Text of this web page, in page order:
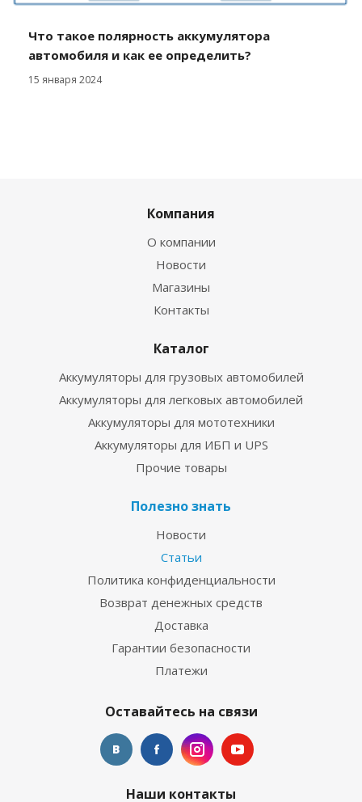
Что такое полярность аккумулятора
автомобиля и как ее определить?
15 января 2024
Компания
О компании
Новости
Магазины
Контакты
Каталог
Аккумуляторы для грузовых автомобилей
Аккумуляторы для легковых автомобилей
Аккумуляторы для мототехники
Аккумуляторы для ИБП и UPS
Прочие товары
Полезно знать
Новости
Статьи
Политика конфиденциальности
Возврат денежных средств
Доставка
Гарантии безопасности
Платежи
Оставайтесь на связи
Наши контакты